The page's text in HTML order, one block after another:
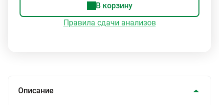
В корзину
Правила сдачи анализов
Описание